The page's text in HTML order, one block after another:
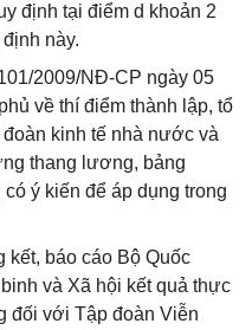
định tại điểm d khoản 2
này.
2009/NĐ-CP ngày 05
về thí điểm thành lập, tổ
kinh tế nhà nước và
thang lương, bảng
ý kiến để áp dụng trong
kết, báo cáo Bộ Quốc
và Xã hội kết quả thực
đối với Tập đoàn Viễn